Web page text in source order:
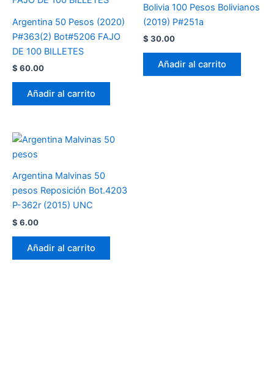
Argentina 50 Pesos (2020)
P#363(2) Bot#5206 FAJO
DE 100 BILLETES
$ 60.00
Añadir al carrito
Bolivia 100 Pesos Bolivianos
(2019) P#251a
$ 30.00
Añadir al carrito
Argentina Malvinas 50
pesos Reposición Bot.4203
P-362r (2015) UNC
$ 6.00
Añadir al carrito